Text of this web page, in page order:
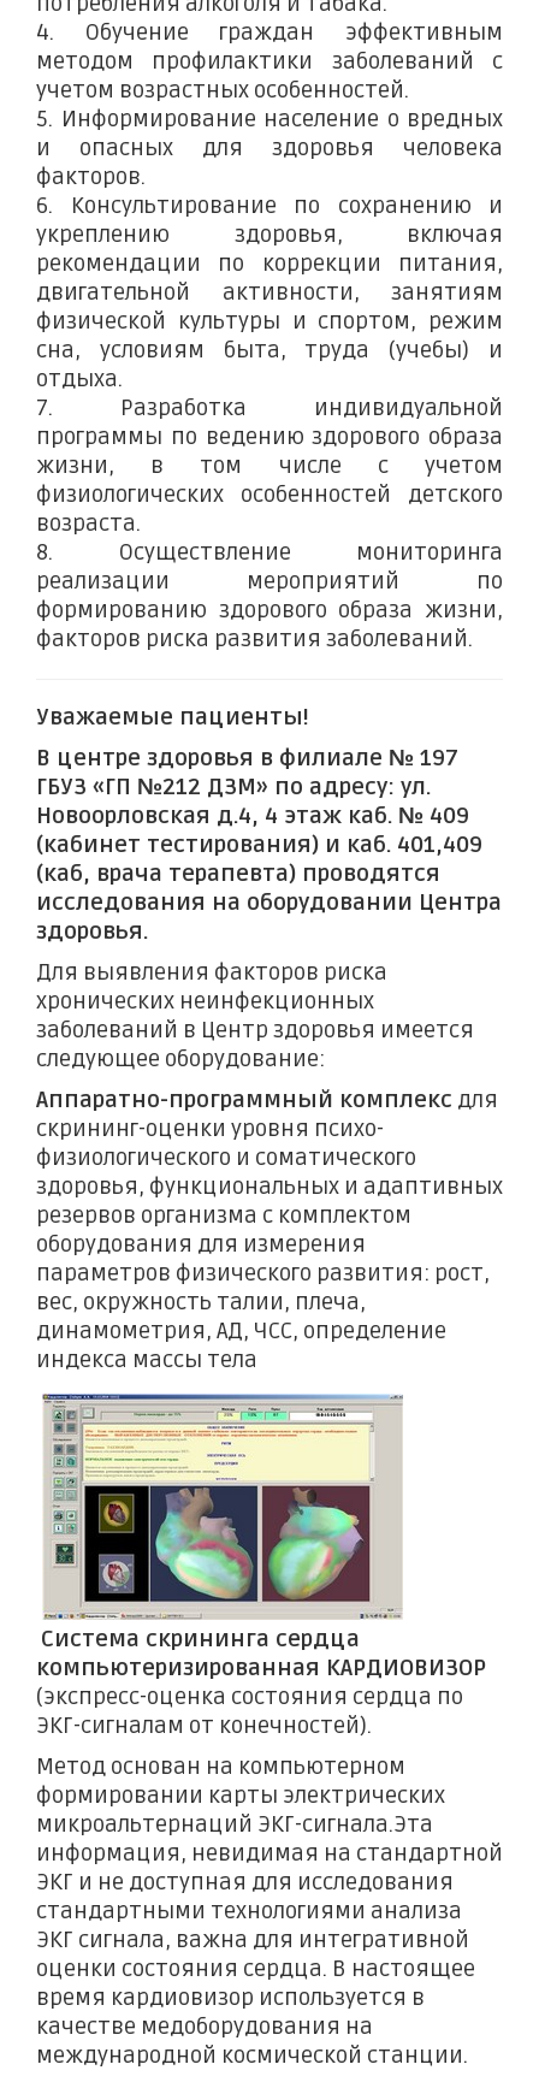
4. Обучение граждан эффективным
методом профилактики заболеваний с
учетом возрастных особенностей.
5. Информирование население о вредных
и опасных для здоровья человека
факторов.
6. Консультирование по сохранению и
укреплению здоровья, включая
рекомендации по коррекции питания,
двигательной активности, занятиям
физической культуры и спортом, режим
сна, условиям быта, труда (учебы) и
отдыха.
7. Разработка индивидуальной
программы по ведению здорового образа
жизни, в том числе с учетом
физиологических особенностей детского
возраста.
8. Осуществление мониторинга
реализации мероприятий по
формированию здорового образа жизни,
факторов риска развития заболеваний.
Уважаемые пациенты!
В центре здоровья в филиале № 197
ГБУЗ «ГП №212 ДЗМ» по адресу: ул.
Новоорловская д.4, 4 этаж каб. № 409
(кабинет тестирования) и каб. 401,409
(каб, врача терапевта) проводятся
исследования на оборудовании Центра
здоровья.
Для выявления факторов риска
хронических неинфекционных
заболеваний в Центр здоровья имеется
следующее оборудование:
Аппаратно-программный комплекс для
скрининг-оценки уровня психо-
физиологического и соматического
здоровья, функциональных и адаптивных
резервов организма с комплектом
оборудования для измерения
параметров физического развития: рост,
вес, окружность талии, плеча,
динамометрия, АД, ЧСС, определение
индекса массы тела
Система скрининга сердца
компьютеризированная КАРДИОВИЗОР
(экспресс-оценка состояния сердца по
ЭКГ-сигналам от конечностей).
Метод основан на компьютерном
формировании карты электрических
микроальтернаций ЭКГ-сигнала.Эта
информация, невидимая на стандартной
ЭКГ и не доступная для исследования
стандартными технологиями анализа
ЭКГ сигнала, важна для интегративной
оценки состояния сердца. В настоящее
время кардиовизор используется в
качестве медоборудования на
международной космической станции.